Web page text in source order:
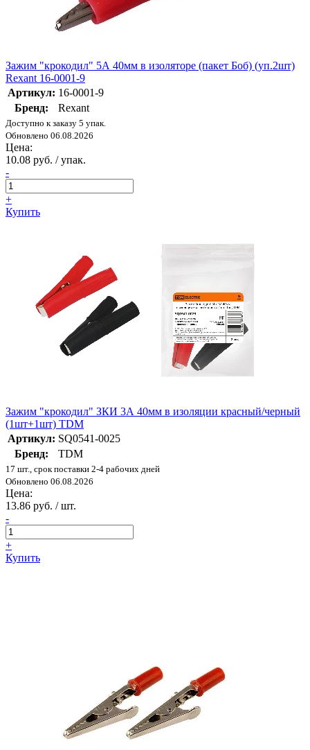
Зажим "крокодил" 5А 40мм в изоляторе (пакет Боб) (уп.2шт)
Rexant 16-0001-9
Артикул: 16-0001-9
Бренд:
Rexant
Доступно к заказу 5 упак.
Обновлено 06.08.2026
Цена:
10.08 руб. / упак.
-
+
Купить
Зажим "крокодил" ЗКИ 3А 40мм в изоляции красный/черный
(1шт+1шт) TDM
Артикул: SQ0541-0025
Бренд:
TDM
17 шт., срок поставки 2-4 рабочих дней
Обновлено 06.08.2026
Цена:
13.86 руб. / шт.
-
+
Купить